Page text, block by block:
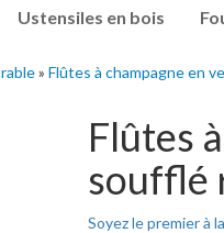
Ustensiles en bois
» Flûtes à champagne en
Flûtes
soufflé
Soyez le premier à